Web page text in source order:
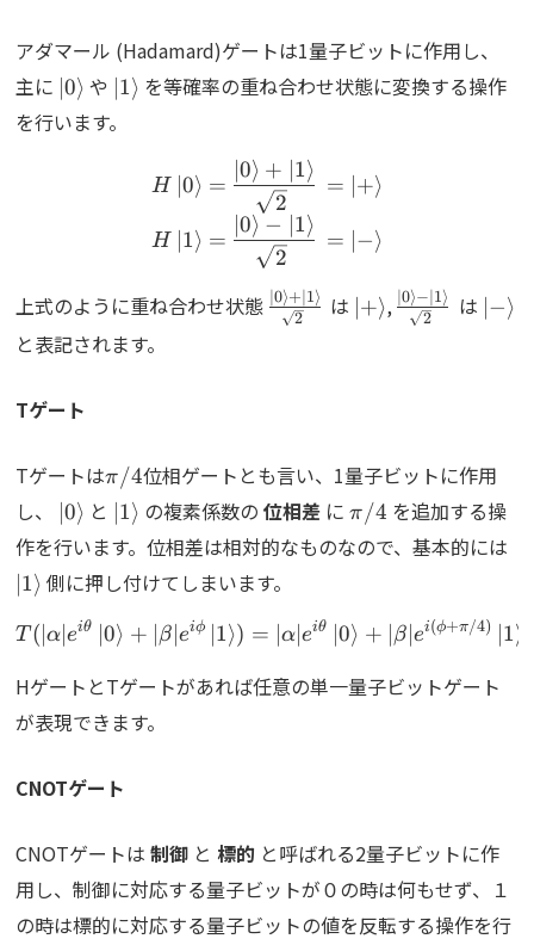
アダマール (Hadamard)ゲートは1量子ビットに作用し、
主に \ket{0}
∣0⟩ や \ket{1}
1⟩ を等確率の重ね合わせ状態に変換する操作
を行います。
H 0⟩ =
2
∣0⟩ + ∣1⟩
= +⟩
H 1⟩ =
2
∣0⟩ − ∣1⟩
= −⟩
上式のように重ね合わせ状態 \frac{\ket{0}+\ket{1}}
{\sqrt{2}}
2
0⟩+ 1⟩ は \ket{+}
+⟩,
\ket{1}}
2
∣0⟩− 1⟩ は −⟩
と表記されます。
Tゲート
Tゲートは\pi/4
π/4位相ゲートとも言い、1量子ビットに作用
し、
\ket{0}
∣0⟩ と \ket{1}
1⟩ の複素係数の位相差 に\pi/4
π/4 を追加する操
作を行います。位相差は相対的なものなので、基本的には
1⟩ 側に押し付けてしまいます。
T ( ∣α ∣eiθ ∣0⟩ + β ∣eiϕ 1⟩) = α ∣eiθ ∣0⟩ + β ei(ϕ+π/4) 1⟩
HゲートとTゲートがあれば任意の単一量子ビットゲート
が表現できます。
CNOTゲート
CNOTゲートは制御 と 標的 と呼ばれる2量子ビットに作
用し、制御に対応する量子ビットが０の時は何もせず、１
の時は標的に対応する量子ビットの値を反転する操作を行